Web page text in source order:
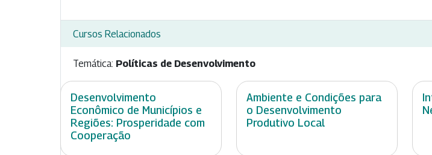
Cursos Relacionados
Temática: Políticas de Desenvolvimento
Desenvolvimento
Econômico de Municípios e
Regiões: Prosperidade com
Cooperação
Ambiente e Condições para
o Desenvolvimento
Produtivo Local